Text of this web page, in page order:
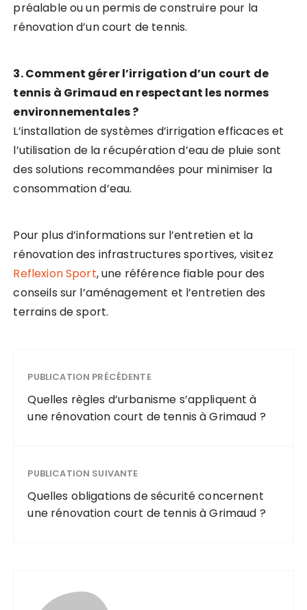
préalable ou un permis de construire pour la
rénovation d’un court de tennis.
3. Comment gérer l’irrigation d’un court de
tennis à Grimaud en respectant les normes
environnementales ?
L’installation de systèmes d’irrigation efficaces et
l’utilisation de la récupération d’eau de pluie sont
des solutions recommandées pour minimiser la
consommation d’eau.
Pour plus d’informations sur l’entretien et la
rénovation des infrastructures sportives, visitez
Reflexion Sport, une référence fiable pour des
conseils sur l’aménagement et l’entretien des
terrains de sport.
PUBLICATION PRÉCÉDENTE
Quelles règles d’urbanisme s’appliquent à
une rénovation court de tennis à Grimaud ?
PUBLICATION SUIVANTE
Quelles obligations de sécurité concernent
une rénovation court de tennis à Grimaud ?